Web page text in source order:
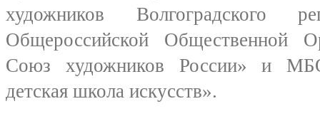
художников Волгоградского
Общероссийской Общественной
Союз художников России» и
детская школа искусств».